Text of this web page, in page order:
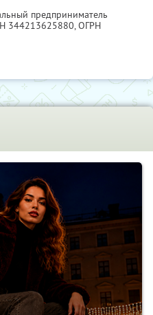
предприниматель
344213625880, ОГРН